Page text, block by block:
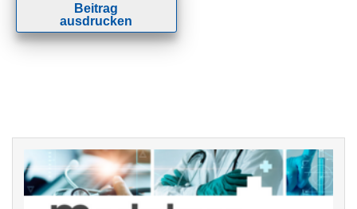
Beitrag
ausdrucken